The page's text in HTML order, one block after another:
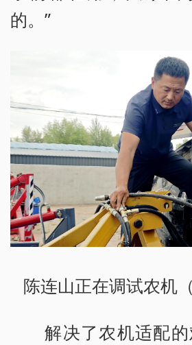
的。”
陈连山正在调试农机
解决了农机适配